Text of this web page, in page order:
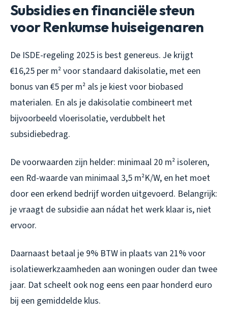
Subsidies en financiële steun
voor Renkumse huiseigenaren
De ISDE-regeling 2025 is best genereus. Je krijgt
€16,25 per m² voor standaard dakisolatie, met een
bonus van €5 per m² als je kiest voor biobased
materialen. En als je dakisolatie combineert met
bijvoorbeeld vloerisolatie, verdubbelt het
subsidiebedrag.
De voorwaarden zijn helder: minimaal 20 m² isoleren,
een Rd-waarde van minimaal 3,5 m²K/W, en het moet
door een erkend bedrijf worden uitgevoerd. Belangrijk:
je vraagt de subsidie aan nádat het werk klaar is, niet
ervoor.
Daarnaast betaal je 9% BTW in plaats van 21% voor
isolatiewerkzaamheden aan woningen ouder dan twee
jaar. Dat scheelt ook nog eens een paar honderd euro
bij een gemiddelde klus.